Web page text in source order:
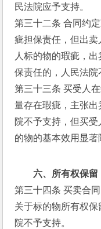
民法院应予支持。
第三十二条 合同约
疵担保责任，但出
人标的物的瑕疵，
保责任的，人民法院
第三十三条 买受人
量存在瑕疵，主张
院不予支持，但买
的物的基本效用显著
六、所有权保留
第三十四条 买卖合
关于标的物所有权
院不予支持。